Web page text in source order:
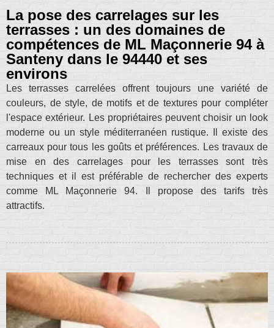
La pose des carrelages sur les
terrasses : un des domaines de
compétences de ML Maçonnerie 94 à
Santeny dans le 94440 et ses
environs
Les terrasses carrelées offrent toujours une variété de
couleurs, de style, de motifs et de textures pour compléter
l'espace extérieur. Les propriétaires peuvent choisir un look
moderne ou un style méditerranéen rustique. Il existe des
carreaux pour tous les goûts et préférences. Les travaux de
mise en des carrelages pour les terrasses sont très
techniques et il est préférable de rechercher des experts
comme ML Maçonnerie 94. Il propose des tarifs très
attractifs.